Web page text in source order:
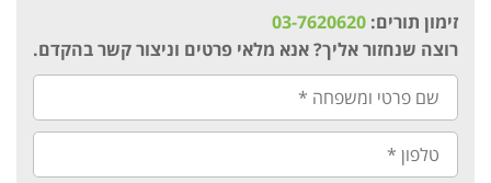
זימון תורים: 03-7620620
רוצה שנחזור אליך? אנא מלאי פרטים וניצור קשר בהקדם.
שם
פרטי
ומשפחה
*
טלפון